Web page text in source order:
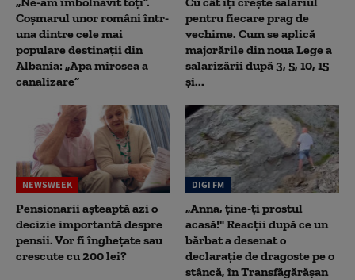
Coșmarul unor români într-
una dintre cele mai
populare destinații din
Albania: „Apa mirosea a
canalizare”
pentru fiecare prag de
vechime. Cum se aplică
majorările din noua Lege a
salarizării după 3, 5, 10, 15
și...
NEWSWEEK
Pensionarii așteaptă azi o
decizie importantă despre
pensii. Vor fi înghețate sau
crescute cu 200 lei?
DIGI FM
„Anna, ţine-ţi prostul
acasă!" Reacţii după ce un
bărbat a desenat o
declaraţie de dragoste pe o
stâncă, în Transfăgărăşan